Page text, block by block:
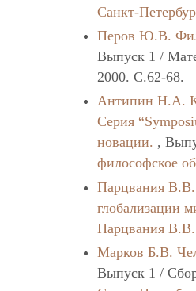
Санкт-
Перов Ю.В.
Выпуск 1 /
2000. C.62-68.
Антипин Н.А.
Серия
новации. ,
философское
Парцвания В.В.
глобализации
Парцвания В.В.
Марков Б.В.
Выпуск 1 /